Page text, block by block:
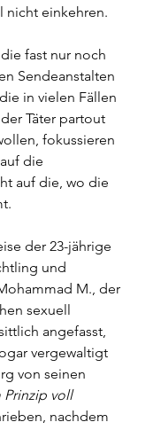
nicht einkehren.
fast nur noch
Sendeanstalten
in vielen Fällen
Täter partout
fokussieren
die
auf die, wo die
der 23-jährige
und
M., der
sexuell
angefasst,
vergewaltigt
von seinen
Prinzip voll
nachdem